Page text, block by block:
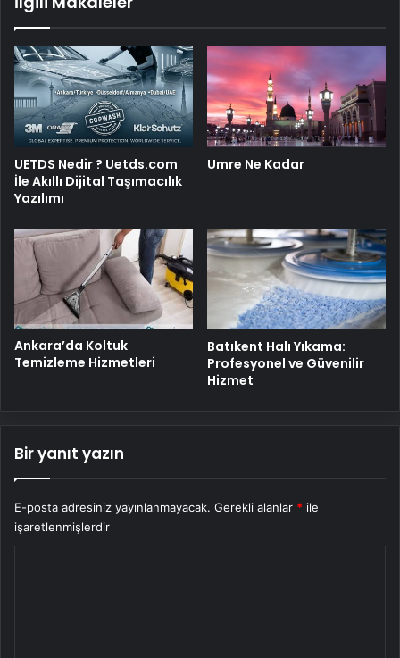
UETDS Nedir ? Uetds.com
İle Akıllı Dijital Taşımacılık
Yazılımı
Umre Ne Kadar
Ankara’da Koltuk
Temizleme Hizmetleri
Batıkent Halı Yıkama:
Profesyonel ve Güvenilir
Hizmet
Bir yanıt yazın
E-posta adresiniz yayınlanmayacak. Gerekli alanlar * ile
işaretlenmişlerdir